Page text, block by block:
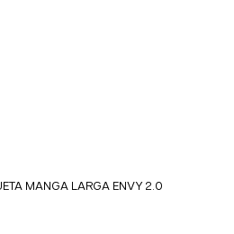
MANGA LARGA ENVY 2.0